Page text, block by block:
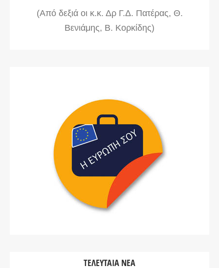
(Από δεξιά οι κ.κ. Δρ Γ.Δ. Πατέρας, Θ.
Βενιάμης, Β. Κορκίδης)
ΤΕΛΕΥΤΑΊΑ ΝΈΑ